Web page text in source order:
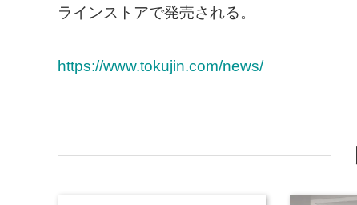
ラインストアで発売される。
https://www.tokujin.com/news/